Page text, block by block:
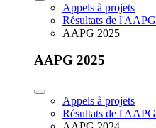
Appels à projets
Résultats de l'AAPG
AAPG 2025
AAPG 2025
Appels à projets
Résultats de l'AAPG